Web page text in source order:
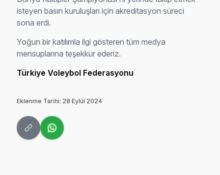
isteyen basın kuruluşları için akreditasyon süreci
sona erdi.
Yoğun bir katılımla ilgi gösteren tüm medya
mensuplarına teşekkür ederiz.
Türkiye Voleybol Federasyonu
Eklenme Tarihi: 28 Eylül 2024